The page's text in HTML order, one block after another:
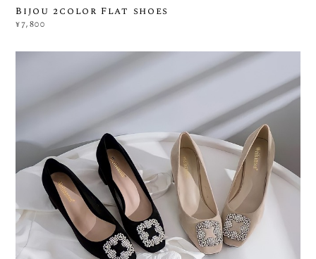
Bijou 2color Flat shoes
¥7,800